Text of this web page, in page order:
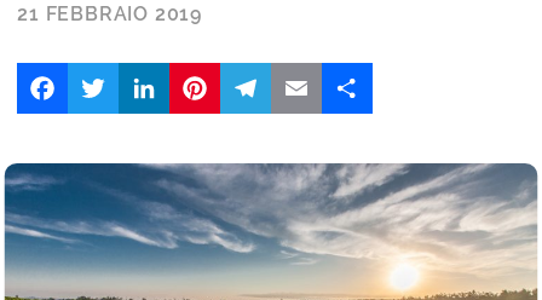
21 FEBBRAIO 2019
FacebookTwitter LinkedIn